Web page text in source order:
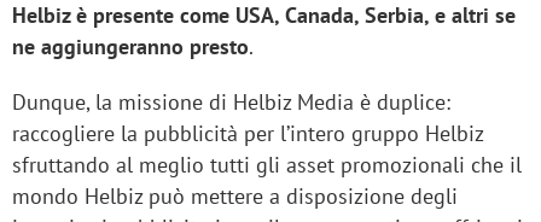
Helbiz è presente come USA, Canada, Serbia, e altri se
ne aggiungeranno presto.
Dunque, la missione di Helbiz Media è duplice:
raccogliere la pubblicità per l’intero gruppo Helbiz
sfruttando al meglio tutti gli asset promozionali che il
mondo Helbiz può mettere a disposizione degli